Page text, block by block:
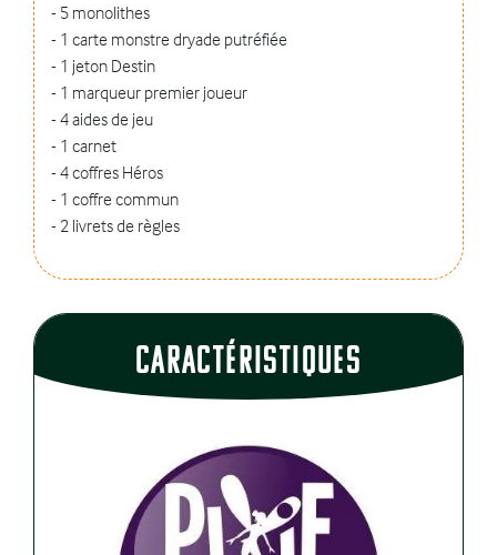
- 5 monolithes
- 1 carte monstre dryade putréfiée
- 1 jeton Destin
- 1 marqueur premier joueur
- 4 aides de jeu
- 1 carnet
- 4 coffres Héros
- 1 coffre commun
- 2 livrets de règles
CaractÉristiques